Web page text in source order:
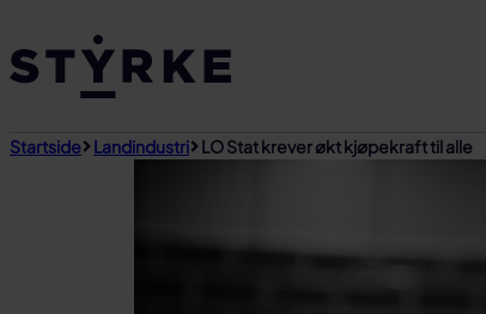
til
innhold
Startside Landindustri LO Stat krever økt kjøpekraft til alle